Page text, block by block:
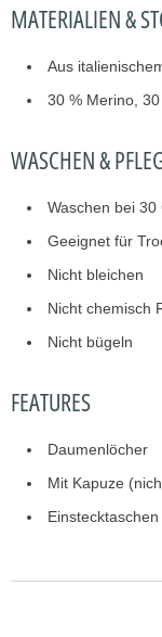
MATERIALIEN &
Aus
30 % Merino,
WASCHEN &
Waschen bei 30
Geeignet für
Nicht bleichen
Nicht chemisch
Nicht bügeln
FEATURES
Daumenlöcher
Mit Kapuze
Einstecktaschen